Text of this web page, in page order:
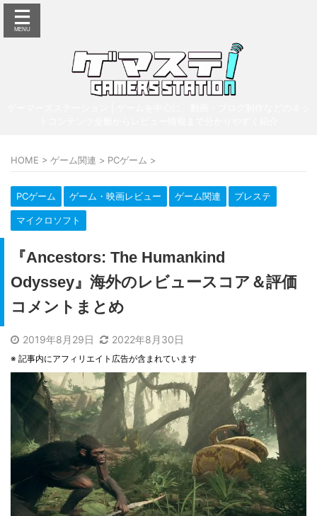
HOME > ゲーム関連 > PCゲーム >
PCゲーム ゲーム・映画レビュー ゲーム関連 プレステ
マイクロソフト
『Ancestors: The Humankind
Odyssey』海外のレビュースコア＆評価
コメントまとめ
2019年8月29日 2022年8月30日
※ 記事内にアフィリエイト広告が含まれています